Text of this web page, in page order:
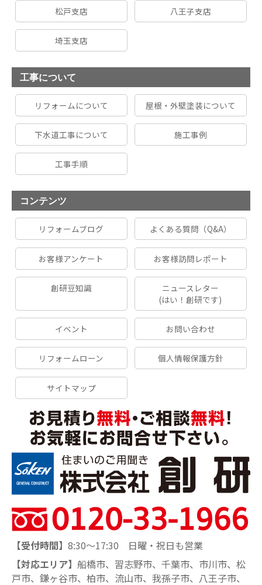
松戸支店 八王子支店
埼玉支店
工事について
リフォームについて 屋根・外壁塗装について
下水道工事について 施工事例
工事手順
コンテンツ
リフォームブログ よくある質問（Q&A）
お客様アンケート お客様訪問レポート
創研豆知識
ニュースレター
(はい！創研です)
イベント お問い合わせ
リフォームローン 個人情報保護方針
サイトマップ
【受付時間】 8:30～17:30 日曜・祝日も営業
【対応エリア】 船橋市、習志野市、千葉市、市川市、松
戸市、鎌ヶ谷市、柏市、流山市、我孫子市、八王子市、